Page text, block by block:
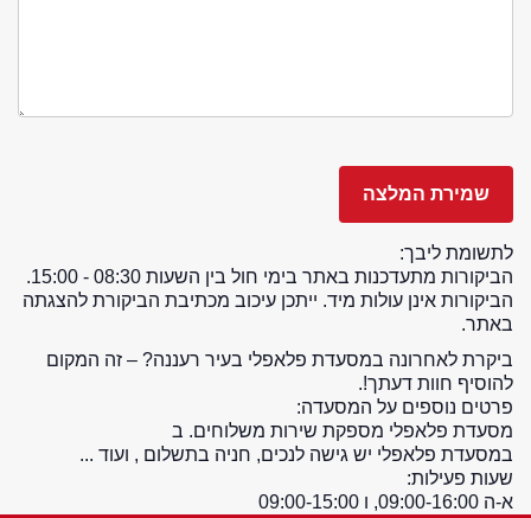
לתשומת ליבך:
הביקורות מתעדכנות באתר בימי חול בין השעות 08:30 - 15:00.
הביקורות אינן עולות מיד. ייתכן עיכוב מכתיבת הביקורת להצגתה
באתר.
ביקרת לאחרונה במסעדת פלאפלי בעיר רעננה? – זה המקום
להוסיף חוות דעתך!.
פרטים נוספים על המסעדה:
מסעדת פלאפלי מספקת שירות משלוחים. ב
במסעדת פלאפלי יש גישה לנכים, חניה בתשלום , ועוד ...
שעות פעילות:
א-ה 09:00-16:00, ו 09:00-15:00